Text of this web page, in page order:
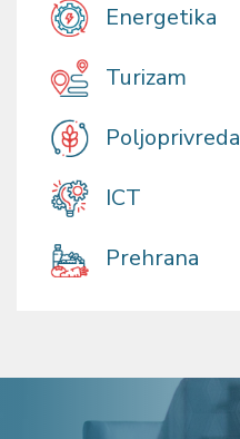
Energetika
Turizam
Poljoprivreda
ICT
Prehrana